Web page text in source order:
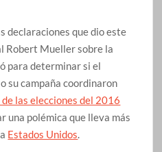
declaraciones que dio este
Robert Mueller sobre la
para determinar si el
o su campaña coordinaron
las elecciones del 2016
una polémica que lleva más
Estados Unidos.